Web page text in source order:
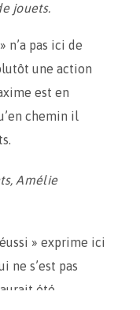
jouets.
n’a pas ici de
une action
est en
chemin il
Amélie
» exprime ici
ne s’est pas
été